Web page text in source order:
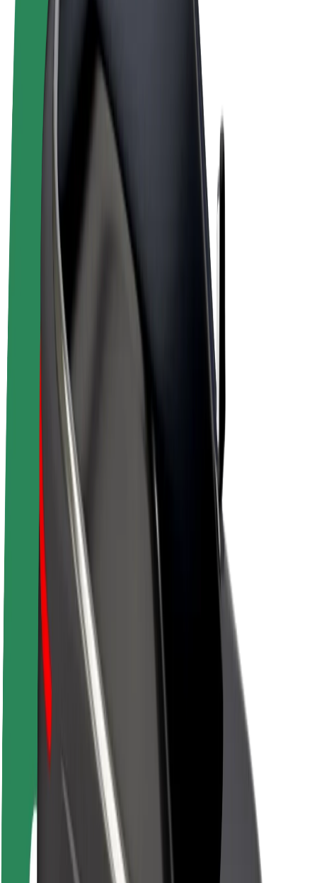
Privacidad
Cookies
© 2026 Bolt Technology OÜ
Bolt Market
Bolt para empresas
Colabora con Bolt
Conductores
Ingresos de conductor/a
Repartidores
Ingresos de repartidor
Comercios de Bolt Food
Flotas
Franquicias
Empresa
Trabaja con nosotros
Acerca de Bolt
Sostenibilidad en Bolt
Project Zero
Blog
Sala de prensa
Directrices de la marca
Misión
Relación con inversores
Liderazgo
Fondo Urbano
Seguridad para usuarios